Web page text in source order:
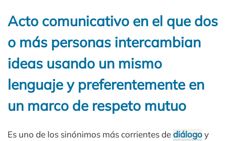
Acto comunicativo en el que dos
o más personas intercambian
ideas usando un mismo
lenguaje y preferentemente en
un marco de respeto mutuo
Es uno de los sinónimos más corrientes dediálogoy